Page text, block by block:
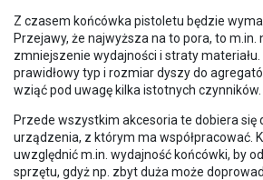
Z czasem końcówka pistoletu będzie
Przejawy, że najwyższa na to pora, to
zmniejszenie wydajności i straty
prawidłowy typ i rozmiar dyszy do
wziąć pod uwagę kilka istotnych czynników.
Przede wszystkim akcesoria te dobiera się
urządzenia, z którym ma współpracować.
uwzględnić m.in. wydajność końcówki, by
sprzętu, gdyż np. zbyt duża może